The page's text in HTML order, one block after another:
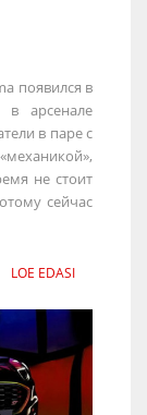
появился в
арсенале
в паре с
не стоит
сейчас
LOE EDASI